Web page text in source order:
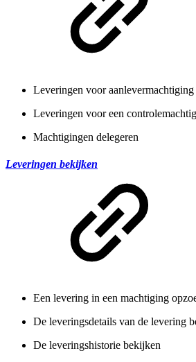
Leveringen voor aanlevermachtiging
Leveringen voor een
Machtigingen delegeren
Leveringen bekijken
Een levering in een machtiging
De leveringsdetails van de levering
De leveringshistorie bekijken